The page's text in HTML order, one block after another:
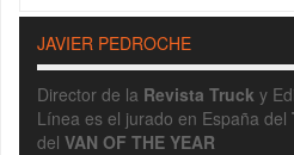
JAVIER PEDROCHE
Director de la Revista Truck y
Línea es el jurado en España del
del VAN OF THE YEAR